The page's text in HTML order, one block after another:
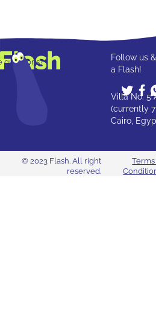
questions?
Follow us
a Flash!
Villa No. 5
(currently
Cairo,
© 2023 Flash. All right
reserved.
Terms